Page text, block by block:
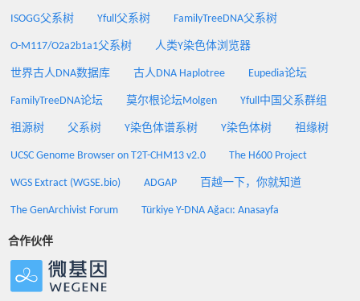
ISOGG父系树 Yfull父系树 FamilyTreeDNA父系树
O-M117/O2a2b1a1父系树 人类Y染色体浏览器
世界古人DNA数据库 古人DNA Haplotree Eupedia论坛
FamilyTreeDNA论坛 莫尔根论坛Molgen Yfull中国父系群组
祖源树 父系树 Y染色体谱系树 Y染色体树 祖缘树
UCSC Genome Browser on T2T-CHM13 v2.0 The H600 Project
WGS Extract (WGSE.bio) ADGAP 百越一下，你就知道
The GenArchivist Forum Türkiye Y-DNA Ağacı: Anasayfa
合作伙伴